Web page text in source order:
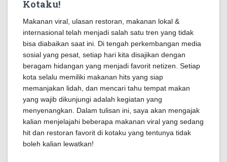
Kotaku!
Makanan viral, ulasan restoran, makanan lokal &
internasional telah menjadi salah satu tren yang tidak
bisa diabaikan saat ini. Di tengah perkembangan media
sosial yang pesat, setiap hari kita disajikan dengan
beragam hidangan yang menjadi favorit netizen. Setiap
kota selalu memiliki makanan hits yang siap
memanjakan lidah, dan mencari tahu tempat makan
yang wajib dikunjungi adalah kegiatan yang
menyenangkan. Dalam tulisan ini, saya akan mengajak
kalian menjelajahi beberapa makanan viral yang sedang
hit dan restoran favorit di kotaku yang tentunya tidak
boleh kalian lewatkan!